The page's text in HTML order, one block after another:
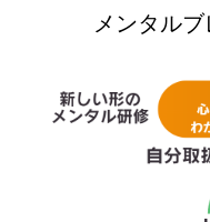
メンタル